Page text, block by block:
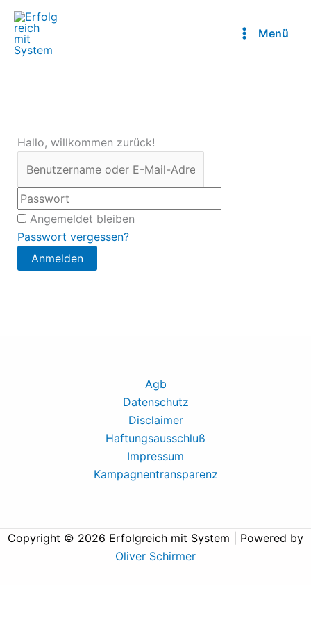
Zum
Inhalt
springen
Menü
Hallo, willkommen zurück!
Angemeldet bleiben
Passwort vergessen?
Anmelden
Agb
Datenschutz
Disclaimer
Haftungsausschluß
Impressum
Kampagnentransparenz
Copyright © 2026 Erfolgreich mit System | Powered by
Oliver Schirmer